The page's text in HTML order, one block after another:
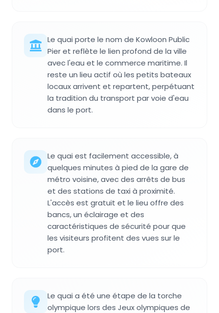
Le quai porte le nom de Kowloon Public
Pier et reflète le lien profond de la ville
avec l'eau et le commerce maritime. Il
reste un lieu actif où les petits bateaux
locaux arrivent et repartent, perpétuant
la tradition du transport par voie d'eau
dans le port.
Le quai est facilement accessible, à
quelques minutes à pied de la gare de
métro voisine, avec des arrêts de bus
et des stations de taxi à proximité.
L'accès est gratuit et le lieu offre des
bancs, un éclairage et des
caractéristiques de sécurité pour que
les visiteurs profitent des vues sur le
port.
Le quai a été une étape de la torche
olympique lors des Jeux olympiques de